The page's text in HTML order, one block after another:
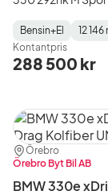
Fuel
Type:
Bensin+El
Mätarställning:
12 146
Model
Year:
Gearbox
Type:
Kontantpris
288 500 kr
Plats:
Örebro
Återförsäljare:
Örebro Byt Bil AB
BMW 330e